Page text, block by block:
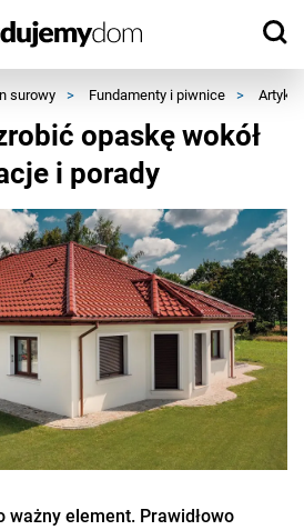
surowy > Fundamenty i piwnice >
opaskę wokół
i porady
ważny element. Prawidłowo